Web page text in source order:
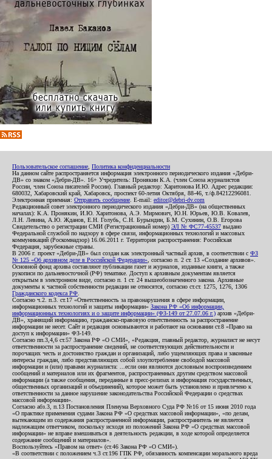
Пользовательское соглашение Политика конфиденциальности
На данном сайте распространяется информация электронного периодического издания «Дебри-
ДВ» со знаком «Дебри-ДВ». 16+ Учредитель: Пронякин К.А. (член Союза журналистов
России, член Союза писателей России). Главный редактор: Харитонова И.Ю. Адрес редакции:
680032, Хабаровский край, Хабаровск, проспект 60-летия Октября, 88-46, т./ф.84212296081.
Электронная приемная: Отправить сообщение . E-mail: editor@debri-dv.com
Редакционный совет электронного периодического издания «Дебри-ДВ» (на общественных
началах): К.А. Пронякин, И.Ю. Харитонова, А.Э. Мирмович, Ю.Н. Юрьев, Ю.В. Ковалев,
Л.Н. Левина, А.Ю. Жданов, Е.Н. Голубь, С.Н. Бурындин, Б.М. Сухинин, О.В. Егорова
Свидетельство о регистрации СМИ (Регистрационный номер) ЭЛ № ФС77-45537 выдано
Федеральной службой по надзору в сфере связи, информационных технологий и массовых
коммуникаций (Роскомнадзор) 16.06.2011 г. Территория распространения: Российская
Федерация, зарубежные страны.
В 2006 г. проект «Дебри-ДВ» был создан как электронный частный архив, в соответствии с ФЗ
№ 125 «Об архивном деле в Российской Федерации» , согласно п. 2 ст. 13 «Создание архивов».
Основной фонд архива составляют публикации газет и журналов, изданные книги, а также
рукописи по дальневосточной (РФ) тематике. Доступ к архивным документам является
открытым в электронном виде, согласно п. 1 ст. 24 вышеобозначенного закона. Архивные
документы к частной собственности редакции не относятся, согласно ст.ст. 1275, 1276, 1306
Гражданского кодекса РФ
Согласно ч.2. п.3. ст.17 «Ответственность за правонарушения в сфере информации,
информационных технологий и защиты информации» Закона РФ «Об информации,
информационных технологиях и о защите информации» (ФЗ-149 от 27.07.06 г.) архив «Дебри-
ДВ», хранящий информацию, гражданско-правовую ответственность за распространение
информации не несет. Сайт и редакция основываются и работают на основании ст.8 «Право на
доступ к информации» ФЗ-149.
Согласно пп.3,4,6 ст.57 Закона РФ «О СМИ», «Редакция, главный редактор, журналист не несут
ответственности за распространение сведений, не соответствующих действительности и
порочащих честь и достоинство граждан и организаций, либо ущемляющих права и законные
интересы граждан, либо представляющих собой злоупотребление свободой массовой
информации и (или) правами журналиста: ...если они являются дословным воспроизведением
сообщений и материалов или их фрагментов, распространенных другим средством массовой
информации (а также сообщения, переданные в пресс-релизах и информация государственных,
общественных организаций и объединений), которое может быть установлено и привлечено к
ответственности за данное нарушение законодательства Российской Федерации о средствах
массовой информации».
Согласно абз.3, п.13 Постановления Пленума Верховного Суда РФ №16 от 15 июня 2010 года
«О практике применения судами Закона РФ «О средствах массовой информации», «по делам,
вытекающим из содержания распространенной информации, распространитель не является
надлежащим ответчиком, поскольку исходя из положений Закона РФ «О средствах массовой
информации» не вправе вмешиваться в деятельность редакции, в ходе которой определяется
содержание сообщений и материалов».
Воспользуйтесь «Правом на ответ» (ст.46 Закона РФ «О СМИ»).
«В соответствии с положением ч.3 ст.196 ГПК РФ, обязанность компенсации морального вреда